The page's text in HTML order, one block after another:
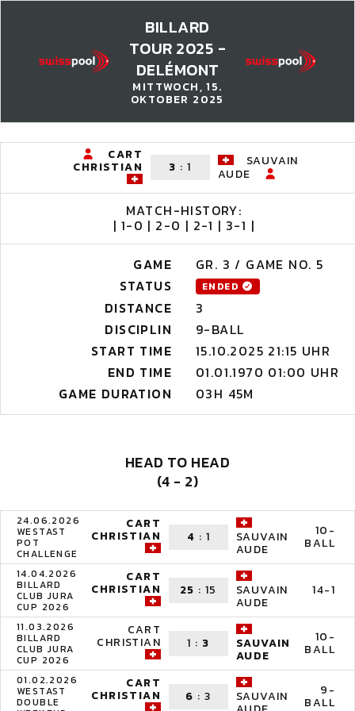
BILLARD
TOUR 2025 -
DELÉMONT
MITTWOCH, 15.
OKTOBER 2025
CART
CHRISTIAN 3 :1
SAUVAIN
AUDE
MATCH-HISTORY:
| 1-0 | 2-0 | 2-1 | 3-1 |
GAME
GR. 3 / GAME NO. 5
STATUS
ENDED
DISTANCE
3
DISCIPLIN
9-BALL
START TIME
15.10.2025 21:15 UHR
END TIME
01.01.1970 01:00 UHR
GAME DURATION
03H 45M
HEAD TO HEAD
(4 - 2)
24.06.2026
WESTAST
POT
CHALLENGE
CART
CHRISTIAN 4 : 1 SAUVAIN
AUDE
10-
BALL
14.04.2026
BILLARD
CLUB JURA
CUP 2026
CART
CHRISTIAN 25 :15 SAUVAIN
AUDE
14-1
11.03.2026
BILLARD
CLUB JURA
CUP 2026
CART
CHRISTIAN 1 : 3 SAUVAIN
AUDE
10-
BALL
01.02.2026
WESTAST
DOUBLE
CART
CHRISTIAN 6 :3 SAUVAIN 9-
BALL